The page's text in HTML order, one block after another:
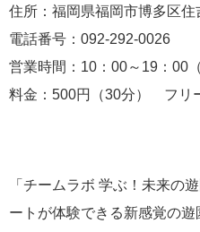
住所：福岡県福岡市博多区
電話番号：092-292-0026
営業時間：10：00～19：00
料金：500円（30分） フリ
「チームラボ 学ぶ！未来の
ートが体験できる新感覚の